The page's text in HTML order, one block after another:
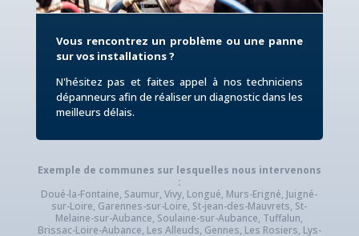
Vous rencontrez un problème ou une panne
sur vos installations ?
N'hésitez pas et faites appel à nos techniciens
dépanneurs afin de réaliser un diagnostic dans les
meilleurs délais.
Exemple de communes sur lesquelles nous intervenons
:
Doué-la-Fontaine, Saumur, Vivy, Longué, Murs-Erigné, Juigné-
sur-Loire, Garennes-sur-Loire, St-jean-des-Mauvrets, St-
Melaine-sur-Aubance, Soulaine-sur-Aubance, Tuffalun,
Brissac-Loire-Aubance, Les Alleuds, Gennes, Les Rosiers, Lys-